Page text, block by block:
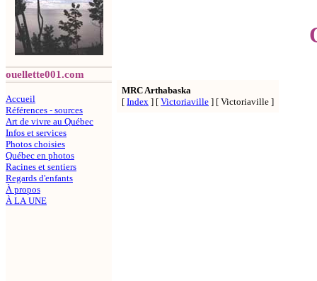
ouellette001.com
Accueil
Références - sources
Art de vivre au Québec
Infos et services
Photos choisies
Québec en photos
Racines et sentiers
Regards d'enfants
À propos
À LA UNE
MRC Arthabaska
[ Index ] [ Victoriaville ] [ Victoriaville ]